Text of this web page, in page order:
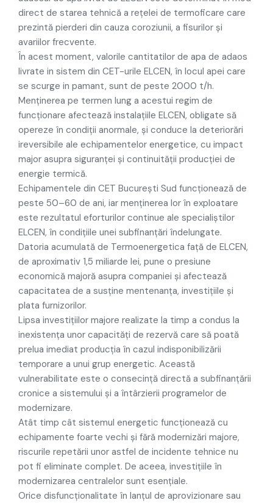
direct de starea tehnică a rețelei de termoficare care
prezintă pierderi din cauza coroziunii, a fisurilor și
avariilor frecvente.
În acest moment, valorile cantitatilor de apa de adaos
livrate in sistem din CET-urile ELCEN, în locul apei care
se scurge in pamant, sunt de peste 2000 t/h.
Menținerea pe termen lung a acestui regim de
funcționare afectează instalațiile ELCEN, obligate să
opereze în condiții anormale, și conduce la deteriorări
ireversibile ale echipamentelor energetice, cu impact
major asupra siguranței și continuității producției de
energie termică.
Echipamentele din CET București Sud funcționează de
peste 50–60 de ani, iar menținerea lor în exploatare
este rezultatul eforturilor continue ale specialiștilor
ELCEN, în condițiile unei subfinanțări îndelungate.
Datoria acumulată de Termoenergetica față de ELCEN,
de aproximativ 1,5 miliarde lei, pune o presiune
economică majoră asupra companiei și afectează
capacitatea de a susține mentenanța, investițiile și
plata furnizorilor.
Lipsa investițiilor majore realizate la timp a condus la
inexistența unor capacități de rezervă care să poată
prelua imediat producția în cazul indisponibilizării
temporare a unui grup energetic. Această
vulnerabilitate este o consecință directă a subfinanțării
cronice a sistemului și a întârzierii programelor de
modernizare.
Atât timp cât sistemul energetic funcționează cu
echipamente foarte vechi și fără modernizări majore,
riscurile repetării unor astfel de incidente tehnice nu
pot fi eliminate complet. De aceea, investițiile în
modernizarea centralelor sunt esențiale.
Orice disfuncționalitate în lanțul de aprovizionare sau